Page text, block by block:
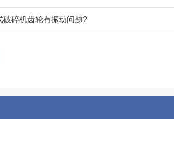
破碎机齿轮有振动问题?